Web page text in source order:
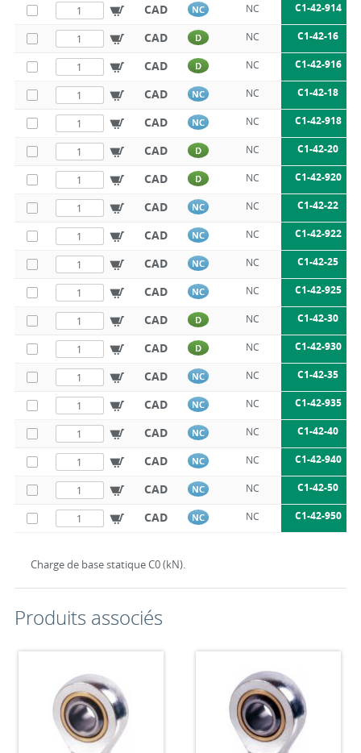
CAD NC NC C1-42-914
CAD D NC C1-42-16
CAD D NC C1-42-916
CAD NC NC C1-42-18
CAD NC NC C1-42-918
CAD D NC C1-42-20
CAD D NC C1-42-920
CAD NC NC C1-42-22
CAD NC NC C1-42-922
CAD NC NC C1-42-25
CAD NC NC C1-42-925
CAD D NC C1-42-30
CAD D NC C1-42-930
CAD NC NC C1-42-35
CAD NC NC C1-42-935
CAD NC NC C1-42-40
CAD NC NC C1-42-940
CAD NC NC C1-42-50
CAD NC NC C1-42-950
Charge de base statique C0 (kN).
Produits associés